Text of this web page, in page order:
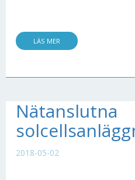
LÄS MER
Nätanslutna
2018-05-02